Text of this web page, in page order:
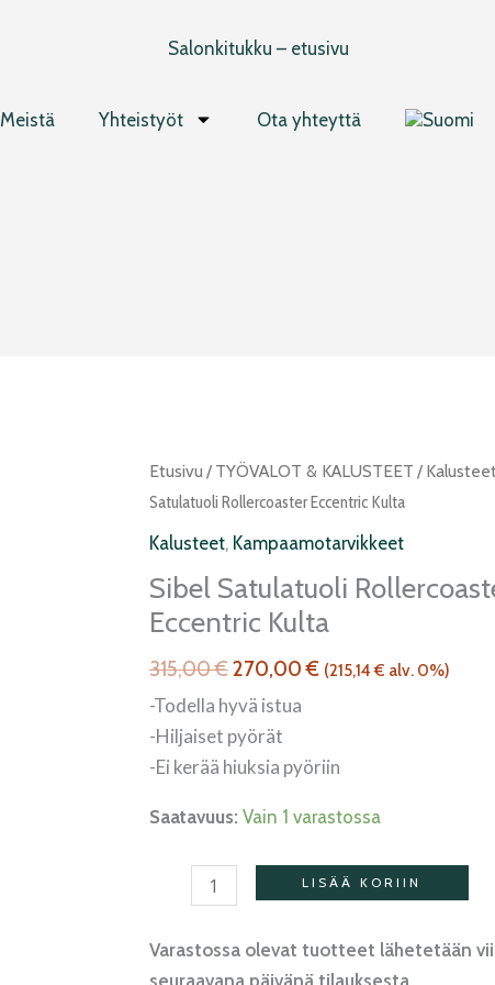
Meistä Yhteistyöt Ota yhteyttä
Etusivu / TYÖVALOT & KALUSTEET /
Satulatuoli Rollercoaster Eccentric Kulta
Kalusteet, Kampaamotarvikkeet
Sibel Satulatuoli
Eccentric Kulta
315,00€
Alkuperäinen
hinta
oli:
315,00 €.
270,00€
Nykyinen
hinta
on:
(215,14€ alv. 0%)
-Todella hyvä istua
-Hiljaiset pyörät
-Ei kerää hiuksia pyöriin
Saatavuus: Vain 1 varastossa
Sibel
satulatuoli
Rollercoaster
kulta
määrä
LISÄÄ KORIIN
Varastossa olevat tuotteet lähetetään
seuraavana päivänä tilauksesta